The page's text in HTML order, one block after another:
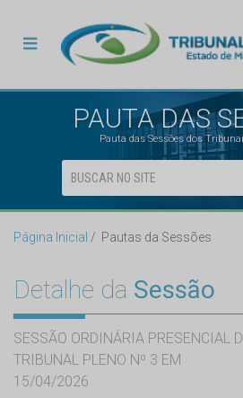
PAUTA DAS
Pauta das Sessões dos
Página Inicial Pautas da Sessões
Detalhe da Sessão
SESSÃO ORDINÁRIA PRESENCIAL
TRIBUNAL PLENO Nº 3 EM
15/04/2026